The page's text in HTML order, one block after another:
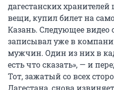
дагестанских
вещи, купил билет на
Казань. Следующее
записывал уже в
мужчин. Один из них в
есть что сказать», — и
Тот, зажатый со всех
Дагестана, снова